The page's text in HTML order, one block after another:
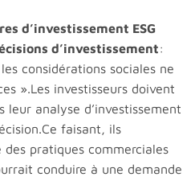
d’investissement ESG
d’investissement:
considérations sociales ne
».Les investisseurs doivent
leur analyse d’investissement
faisant, ils
des pratiques commerciales
conduire à une demande